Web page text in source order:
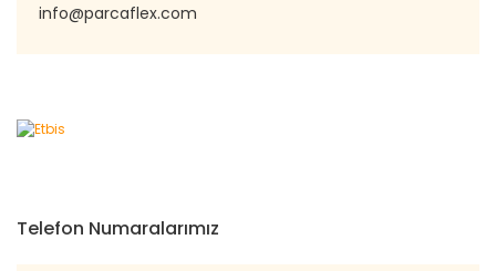
info@parcaflex.com
Telefon Numaralarımız